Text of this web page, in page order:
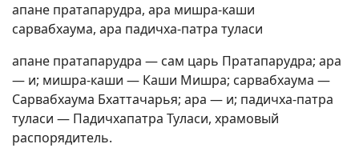
апане пратапарудра, ара мишра-каши
сарвабхаума, ара падичха-патра туласи
апане пратапарудра — сам царь Пратапарудра; ара
— и; мишра-каши — Каши Мишра; сарвабхаума —
Сарвабхаума Бхаттачарья; ара — и; падичха-патра
туласи — Падичхапатра Туласи, храмовый
распорядитель.